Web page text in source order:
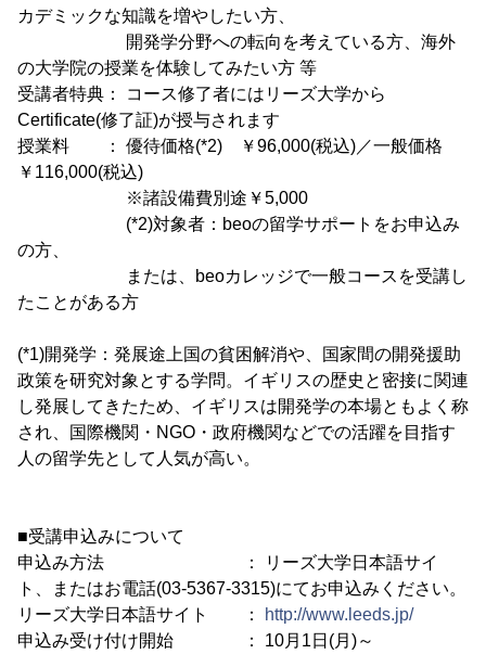
カデミックな知識を増やしたい方、
開発学分野への転向を考えている方、海外
の大学院の授業を体験してみたい方 等
受講者特典： コース修了者にはリーズ大学から
Certificate(修了証)が授与されます
授業料 ： 優待価格(*2) ￥96,000(税込)／一般価格
￥116,000(税込)
※諸設備費別途￥5,000
(*2)対象者：beoの留学サポートをお申込み
の方、
または、beoカレッジで一般コースを受講し
たことがある方
(*1)開発学：発展途上国の貧困解消や、国家間の開発援助
政策を研究対象とする学問。イギリスの歴史と密接に関連
し発展してきたため、イギリスは開発学の本場ともよく称
され、国際機関・NGO・政府機関などでの活躍を目指す
人の留学先として人気が高い。
■受講申込みについて
申込み方法 ： リーズ大学日本語サイ
ト、またはお電話(03-5367-3315)にてお申込みください。
リーズ大学日本語サイト ：
http://www.leeds.jp/
申込み受け付け開始 ： 10月1日(月)～